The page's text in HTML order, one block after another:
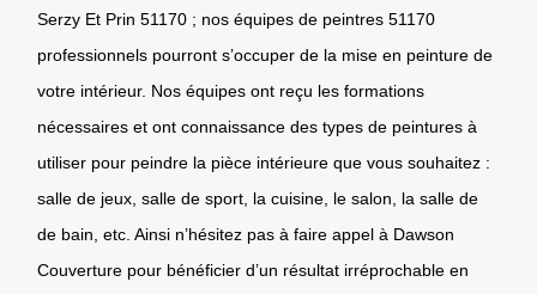
Serzy Et Prin 51170 ; nos équipes de peintres 51170
professionnels pourront s’occuper de la mise en peinture de
votre intérieur. Nos équipes ont reçu les formations
nécessaires et ont connaissance des types de peintures à
utiliser pour peindre la pièce intérieure que vous souhaitez :
salle de jeux, salle de sport, la cuisine, le salon, la salle de
de bain, etc. Ainsi n’hésitez pas à faire appel à Dawson
Couverture pour bénéficier d’un résultat irréprochable en